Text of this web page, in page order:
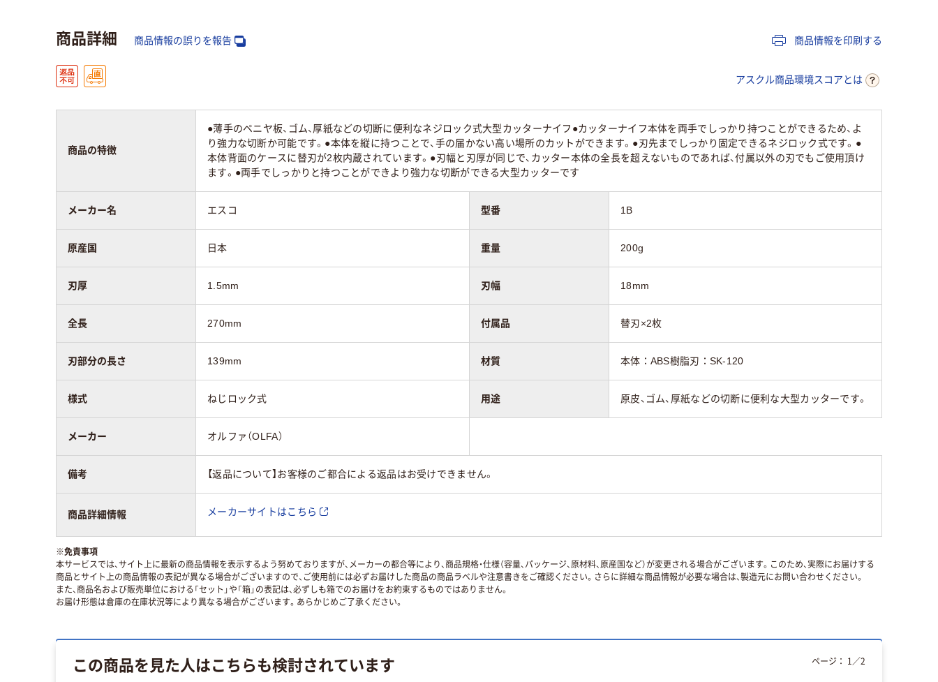
商品詳細 商品情報の誤りを報告 商品情報を印刷する
アスクル商品環境スコアとは
商品の特徴
●薄手のベニヤ板、ゴム、厚紙などの切断に便利なネジロック式大型カッターナイフ●カッターナイフ本体を両手でしっかり持つことができるため、よ
り強力な切断か可能です。●本体を縦に持つことで、手の届かない高い場所のカットができます。●刃先までしっかり固定できるネジロック式です。●
本体背面のケースに替刃が2枚内蔵されています。●刃幅と刃厚が同じで、カッター本体の全長を超えないものであれば、付属以外の刃でもご使用頂け
ます。●両手でしっかりと持つことができより強力な切断ができる大型カッターです
メーカー名 エスコ 型番 1B
原産国 日本 重量 200g
刃厚 1.5mm 刃幅 18mm
全長 270mm 付属品 替刃×2枚
刃部分の長さ 139mm 材質 本体：ABS樹脂刃：SK-120
様式 ねじロック式 用途 原皮、ゴム、厚紙などの切断に便利な大型カッターです。
メーカー オルファ（OLFA）
備考 【返品について】お客様のご都合による返品はお受けできません。
商品詳細情報 メーカーサイトはこちら
※免責事項
本サービスでは、サイト上に最新の商品情報を表示するよう努めておりますが、メーカーの都合等により、商品規格・仕様（容量、パッケージ、原材料、原産国など）が変更される場合がございます。このため、実際にお届けする
商品とサイト上の商品情報の表記が異なる場合がございますので、ご使用前には必ずお届けした商品の商品ラベルや注意書きをご確認ください。さらに詳細な商品情報が必要な場合は、製造元にお問い合わせください。
また、商品名および販売単位における「セット」や「箱」の表記は、必ずしも箱でのお届けをお約束するものではありません。
お届け形態は倉庫の在庫状況等により異なる場合がございます。あらかじめご了承ください。
この商品を見た人はこちらも検討されています ページ： 1 ／2